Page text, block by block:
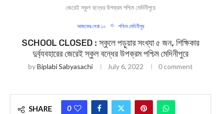
জেরেই স্কুল বন্ধের উপক্রম পশ্চিম মেদিনীপুরে
আজকের সেরা ১০ পশ্চিম মেদিনীপুর
SCHOOL CLOSED : স্কুলে পড়ুয়ার সংখ্যা ৫ জন, শিক্ষিকার
দুর্ব্যবহারের জেরেই স্কুল বন্ধের উপক্রম পশ্চিম মেদিনীপুরে
byBiplabi Sabyasachi July 6, 2022 0 comment
SHARE 0